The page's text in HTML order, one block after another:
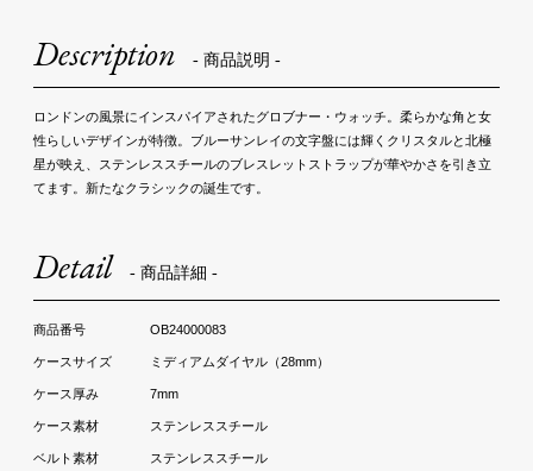
Description - 商品説明 -
ロンドンの風景にインスパイアされたグロブナー・ウォッチ。柔らかな角と女
性らしいデザインが特徴。ブルーサンレイの文字盤には輝くクリスタルと北極
星が映え、ステンレススチールのブレスレットストラップが華やかさを引き立
てます。新たなクラシックの誕生です。
Detail - 商品詳細 -
OB24000083
ミディアムダイヤル（28mm）
7mm
ステンレススチール
ステンレススチール